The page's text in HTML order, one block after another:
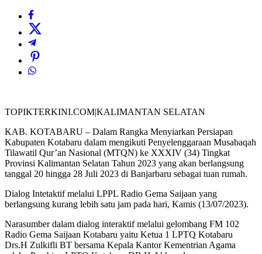
TOPIKTERKINI.COM|KALIMANTAN SELATAN
KAB. KOTABARU – Dalam Rangka Menyiarkan Persiapan
Kabupaten Kotabaru dalam mengikuti Penyelenggaraan Musabaqah
Tilawatil Qur’an Nasional (MTQN) ke XXXIV (34) Tingkat
Provinsi Kalimantan Selatan Tahun 2023 yang akan berlangsung
tanggal 20 hingga 28 Juli 2023 di Banjarbaru sebagai tuan rumah.
Dialog Intetaktif melalui LPPL Radio Gema Saijaan yang
berlangsung kurang lebih satu jam pada hari, Kamis (13/07/2023).
Narasumber dalam dialog interaktif melalui gelombang FM 102
Radio Gema Saijaan Kotabaru yaitu Ketua 1 LPTQ Kotabaru
Drs.H Zulkifli BT bersama Kepala Kantor Kementrian Agama